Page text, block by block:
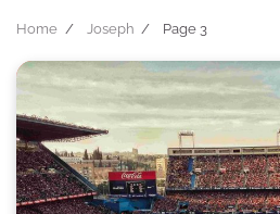
Home Joseph Page 3